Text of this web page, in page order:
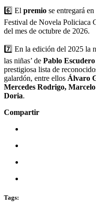
6️⃣ El premio se entregará
Festival de Novela Policiaca
del mes de octubre de 2026.
7️⃣ En la edición del 2025 la
las niñas’ de Pablo
prestigiosa lista de
galardón, entre ellos Álvaro
Mercedes Rodrigo,
Doria.
Compartir
Tags: